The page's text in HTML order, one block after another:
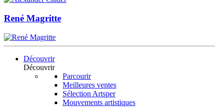
René Magritte
Découvrir
Découvrir
Parcourir
Meilleures ventes
Sélection Artsper
Mouvements artistiques